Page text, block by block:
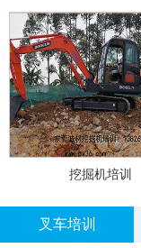
挖掘机培训
叉车培训